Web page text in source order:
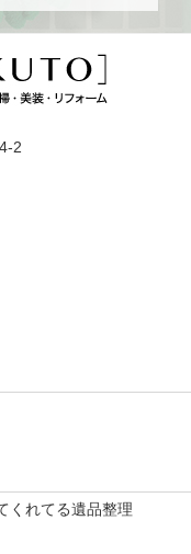
2
くれてる遺品整理